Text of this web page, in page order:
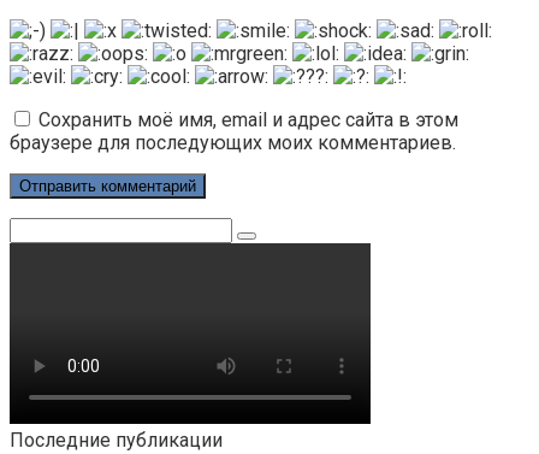
Сохранить моё имя, email и адрес сайта в этом
браузере для последующих моих комментариев.
Последние публикации